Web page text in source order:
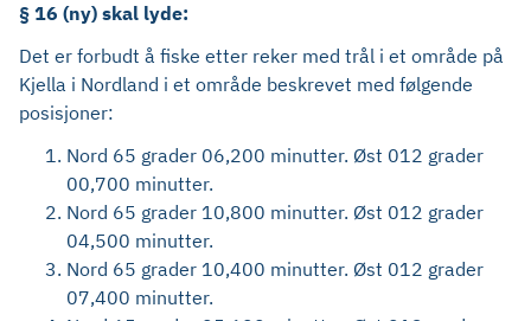
§ 16 (ny) skal lyde:
Det er forbudt å fiske etter reker med trål i et område på
Kjella i Nordland i et område beskrevet med følgende
posisjoner:
Nord 65 grader 06,200 minutter. Øst 012 grader
00,700 minutter.
Nord 65 grader 10,800 minutter. Øst 012 grader
04,500 minutter.
Nord 65 grader 10,400 minutter. Øst 012 grader
07,400 minutter.